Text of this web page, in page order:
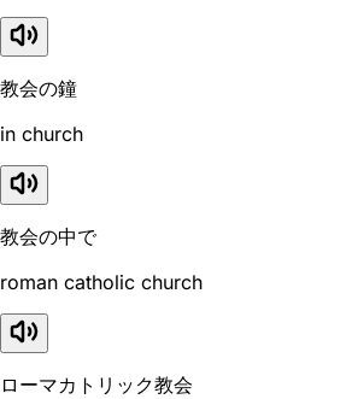
教会の鐘
in church
教会の中で
roman catholic church
ローマカトリック教会